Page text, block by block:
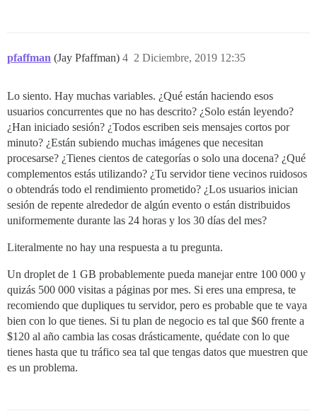
pfaffman (Jay Pfaffman) 2 Diciembre, 2019 12:35
4
Lo siento. Hay muchas variables. ¿Qué están haciendo esos
usuarios concurrentes que no has descrito? ¿Solo están leyendo?
¿Han iniciado sesión? ¿Todos escriben seis mensajes cortos por
minuto? ¿Están subiendo muchas imágenes que necesitan
procesarse? ¿Tienes cientos de categorías o solo una docena? ¿Qué
complementos estás utilizando? ¿Tu servidor tiene vecinos ruidosos
o obtendrás todo el rendimiento prometido? ¿Los usuarios inician
sesión de repente alrededor de algún evento o están distribuidos
uniformemente durante las 24 horas y los 30 días del mes?
Literalmente no hay una respuesta a tu pregunta.
Un droplet de 1 GB probablemente pueda manejar entre 100 000 y
quizás 500 000 visitas a páginas por mes. Si eres una empresa, te
recomiendo que dupliques tu servidor, pero es probable que te vaya
bien con lo que tienes. Si tu plan de negocio es tal que $60 frente a
$120 al año cambia las cosas drásticamente, quédate con lo que
tienes hasta que tu tráfico sea tal que tengas datos que muestren que
es un problema.